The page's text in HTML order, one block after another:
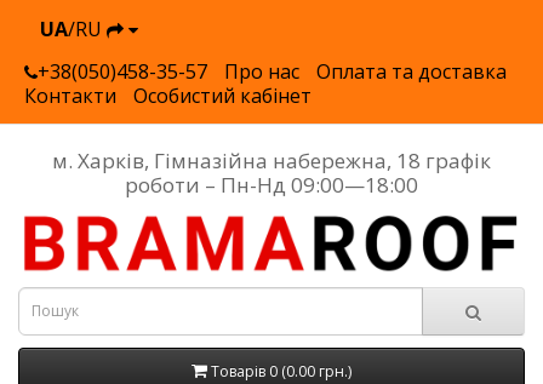
UA/RU
+38(050)458-35-57
Про нас
Оплата та доставка
Контакти
Особистий кабінет
м. Харків, Гімназійна набережна, 18 графік
роботи – Пн-Нд 09:00—18:00
Товарів 0 (0.00 грн.)